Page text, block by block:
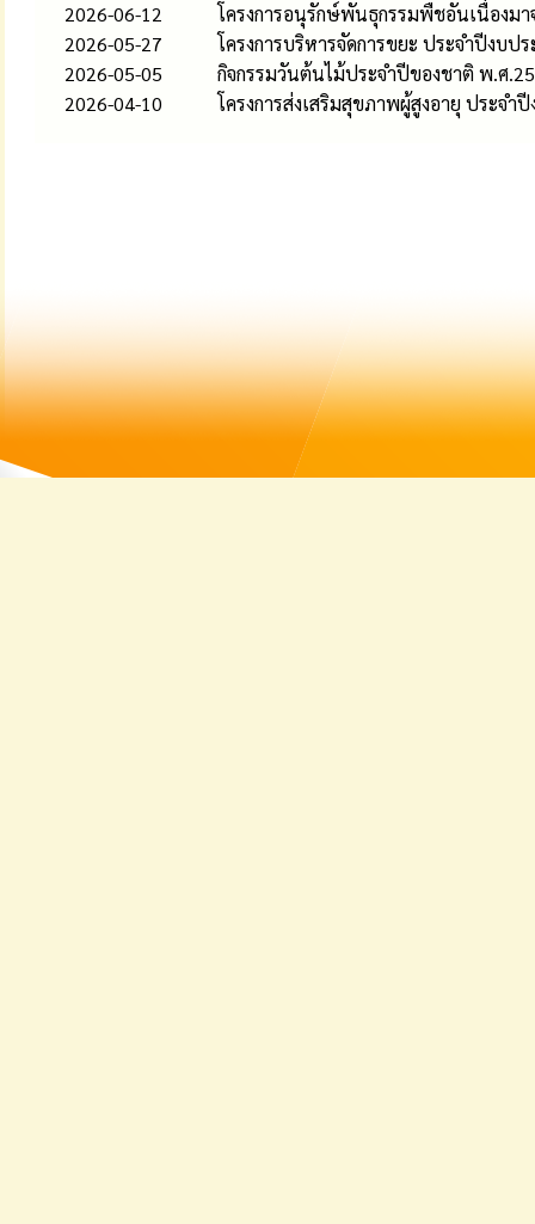
2026-06-12
โครงการอนุรักษ์พันธุกรรมพืชอันเนื่องม
2026-05-27
โครงการบริหารจัดการขยะ ประจำปีงบป
2026-05-05
กิจกรรมวันต้นไม้ประจำปีของชาติ พ.ศ
2026-04-10
โครงการส่งเสริมสุขภาพผู้สูงอายุ ประจ